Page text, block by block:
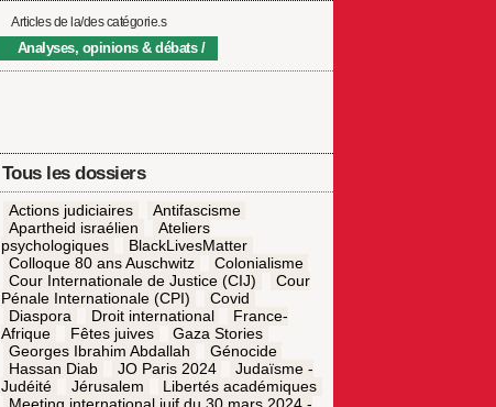
Articles de la/des catégorie.s
Analyses, opinions & débats
Tous les dossiers
Actions judiciaires
Antifascisme
Apartheid israélien
Ateliers
psychologiques
BlackLivesMatter
Colloque 80 ans Auschwitz
Colonialisme
Cour Internationale de Justice (CIJ)
Cour
Pénale Internationale (CPI)
Covid
Diaspora
Droit international
France-
Afrique
Fêtes juives
Gaza Stories
Georges Ibrahim Abdallah
Génocide
Hassan Diab
JO Paris 2024
Judaïsme -
Judéité
Jérusalem
Libertés académiques